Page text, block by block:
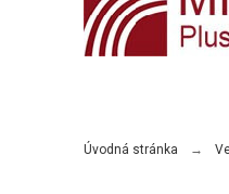
Úvodná stránka